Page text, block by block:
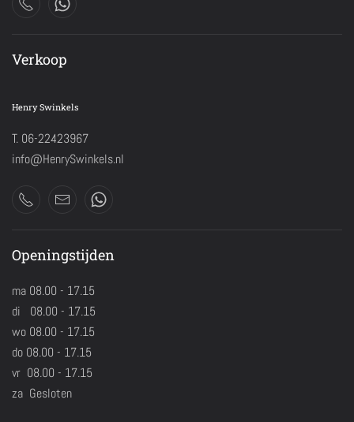
Verkoop
Henry Swinkels
T. 06-22423967
info@HenrySwinkels.nl
Openingstijden
ma 08.00 - 17.15
di 08.00 - 17.15
wo 08.00 - 17.15
do 08.00 - 17.15
vr 08.00 - 17.15
za Gesloten